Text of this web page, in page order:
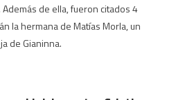
de ella, fueron citados 4
la hermana de Matías Morla, un
de Gianinna.